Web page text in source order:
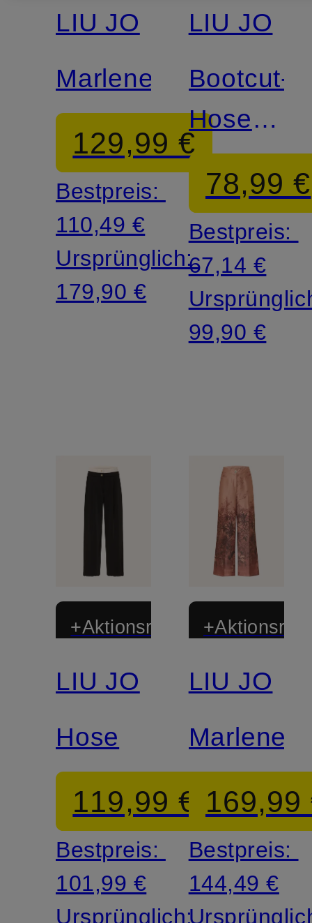
LIU JO
Marlenehose
129,99 €
Bestpreis:
110,49 €
Ursprünglich:
179,90 €
LIU JO
Bootcut-
Hose
aus
Jersey
78,99 €
Bestpreis:
67,14 €
99,90 €
+Aktionsrabatt
LIU JO
Hose
119,99 €
Bestpreis:
101,99 €
Ursprünglich:
Mix &
LIU JO
169,99
Bestpreis:
144,49 €